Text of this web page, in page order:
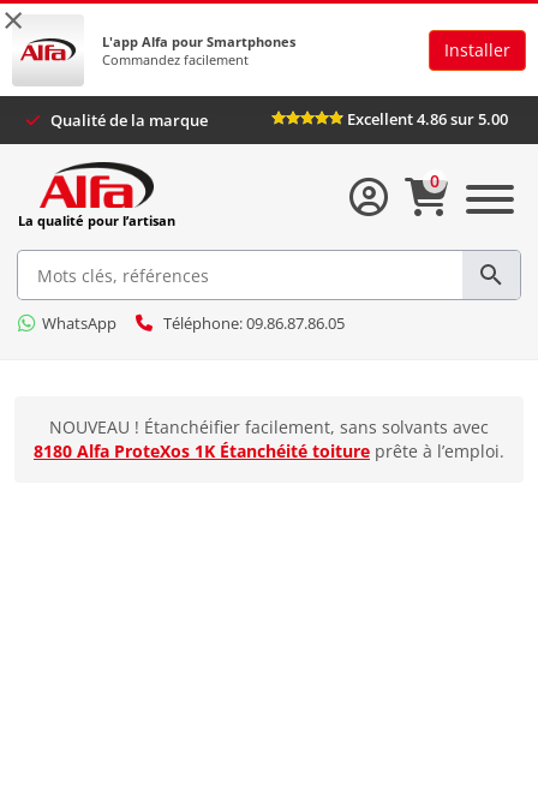
×
L'app Alfa pour Smartphones
Commandez facilement
Installer
Qualité de la marque Excellent 4.86 sur 5.00
La qualité pour l’artisan
WhatsApp Téléphone: 09.86.87.86.05
0
NOUVEAU ! Étanchéifier facilement, sans solvants avec
8180 Alfa ProteXos 1K Étanchéité toiture prête à l’emploi.